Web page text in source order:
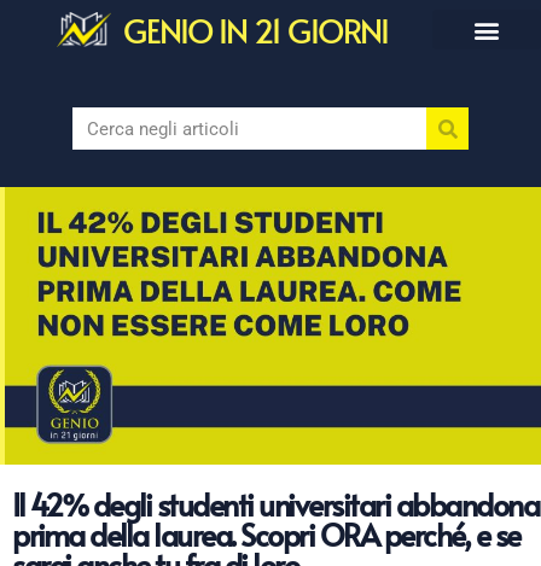
GENIO IN 21 GIORNI
Il 42% degli studenti universitari abbandona
prima della laurea. Scopri ORA perché, e se